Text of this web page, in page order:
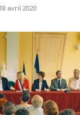
18 avril 2020